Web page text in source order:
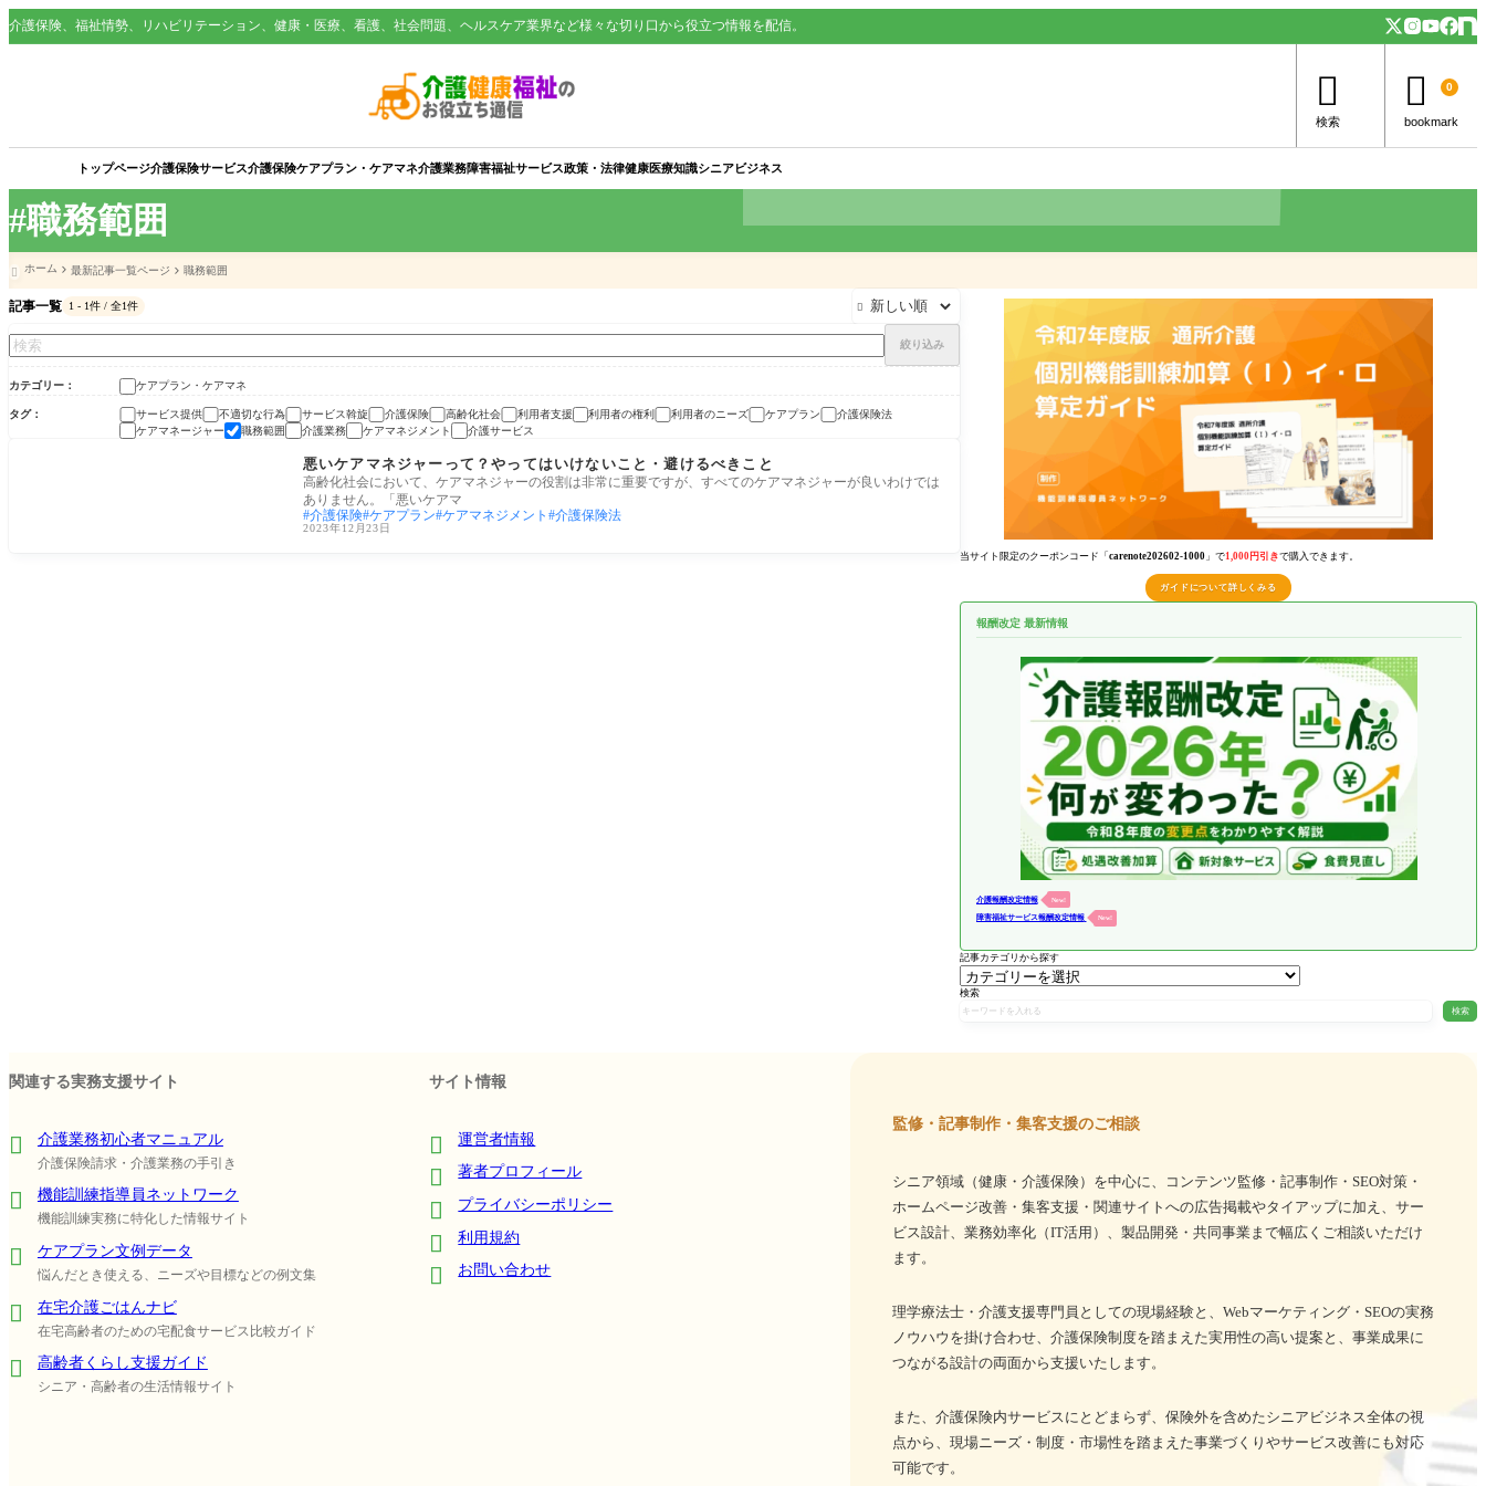
#職務範囲
介護保険、福祉情勢、リハビリテーション、健康・医療、看護、社会問題、ヘルスケア業界など様々な切り口から役立つ情報を配信。
トップページ介護保険サービス介護保険ケアプラン・ケアマネ介護業務障害福祉サービス政策・法律健康医療知識シニアビジネス

検索
 0
bookmark
 ホーム 最新記事一覧ページ 職務範囲
記事一覧 1 - 1件 / 全1件 
絞り込み
カテゴリー ケアプラン・ケアマネ
タグ サービス提供 不適切な行為 サービス斡旋 介護保険 高齢化社会 利用者支援 利用者の権利 利用者のニーズ ケアプラン
介護保険法
ケアマネージャー
職務範囲 介護業務 ケアマネジメント 介護サービス
ケアプラン・ケアマネ
悪いケアマネジャーって？やってはいけないこと・避けるべきこと
高齢化社会において、ケアマネジャーの役割は非常に重要ですが、すべてのケアマネジャーが良いわけでは
ありません。「悪いケアマ
介護保険 ケアプラン ケアマネジメント 介護保険法
2023年12月23日
当サイト限定のクーポンコード「 carenote202602-1000 」で1,000円引きで購入できます。
ガイドについて詳しくみる
報酬改定 最新情報
介護報酬改定情報 New!
障害福祉サービス報酬改定情報 New!
記事カテゴリから探す
検索
検索
関連する実務支援サイト
介護業務初心者マニュアル
介護保険請求・介護業務の手引き
機能訓練指導員ネットワーク
機能訓練実務に特化した情報サイト
ケアプラン文例データ
悩んだとき使える、ニーズや目標などの例文集
在宅介護ごはんナビ
在宅高齢者のための宅配食サービス比較ガイド
高齢者くらし支援ガイド
シニア・高齢者の生活情報サイト
サイト情報
運営者情報
著者プロフィール
プライバシーポリシー
利用規約
お問い合わせ
監修・記事制作・集客支援のご相談
シニア領域（健康・介護保険）を中心に、コンテンツ監修・記事制作・SEO対策・
ホームページ改善・集客支援・関連サイトへの広告掲載やタイアップに加え、サー
ビス設計、業務効率化（IT活用）、製品開発・共同事業まで幅広くご相談いただけ
ます。
理学療法士・介護支援専門員としての現場経験と、Webマーケティング・SEOの実務
ノウハウを掛け合わせ、介護保険制度を踏まえた実用性の高い提案と、事業成果に
つながる設計の両面から支援いたします。
また、介護保険内サービスにとどまらず、保険外を含めたシニアビジネス全体の視
点から、現場ニーズ・制度・市場性を踏まえた事業づくりやサービス改善にも対応
可能です。